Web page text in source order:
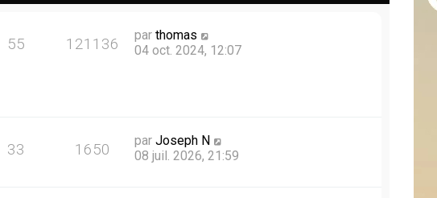
55 121136 par thomas
04 oct. 2024, 12:07
33 1650 par Joseph N
08 juil. 2026, 21:59